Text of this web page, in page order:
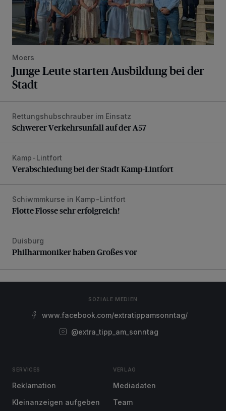
Moers
Junge Leute starten Ausbildung bei der
Stadt
Schwerer Verkehrsunfall auf der A57
Rettungshubschrauber im Einsatz
Schwerer Verkehrsunfall auf der A57
Verabschiedung bei der Stadt Kamp-Lintfort
Kamp-Lintfort
Verabschiedung bei der Stadt Kamp-Lintfort
Flotte Flosse sehr erfolgreich!
Schiwmmkurse in Kamp-Lintfort
Flotte Flosse sehr erfolgreich!
Philharmoniker haben Großes vor
Duisburg
Philharmoniker haben Großes vor
SOZIALE MEDIEN
www.facebook.com/extratippamsonntag/
@extra_tipp_am_sonntag
SERVICES
Reklamation
Kleinanzeigen aufgeben
VERLAG
Mediadaten
Team